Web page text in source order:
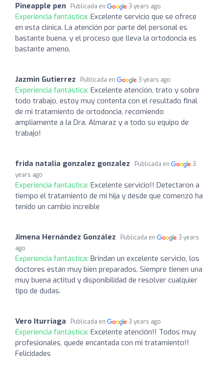
Pineapple pen Publicada en 3 years ago
Experiencia fantástica: Excelente servicio que se ofrece
en esta clínica. La atención por parte del personal es
bastante buena, y el proceso que lleva la ortodoncia es
bastante ameno.
Jazmin Gutierrez Publicada en 3 years ago
Experiencia fantástica: Excelente atención, trato y sobre
todo trabajo, estoy muy contenta con el resultado final
de mi tratamiento de ortodoncia, recomiendo
ampliamente a la Dra. Almaraz y a todo su equipo de
trabajo!
frida natalia gonzalez gonzalez Publicada en
3
years ago
Experiencia fantástica: Excelente servicio!! Detectaron a
tiempo el tratamiento de mi hija y desde que comenzó ha
tenido un cambio increíble
Jimena Hernández González Publicada en
3 years
ago
Experiencia fantástica: Brindan un excelente servicio, los
doctores están muy bien preparados. Siempre tienen una
muy buena actitud y disponibilidad de resolver cualquier
tipo de dudas.
Vero Iturriaga Publicada en 3 years ago
Experiencia fantástica: Excelente atención!! Todos muy
profesionales, quede encantada con mi tratamiento!!
Felicidades